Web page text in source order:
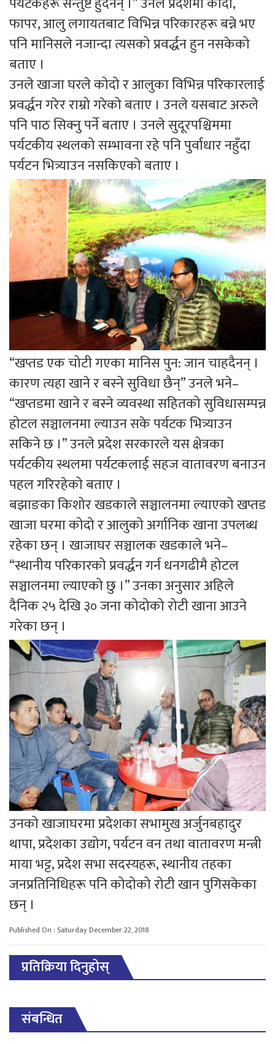
फापर, आलु लगायतबाट विभिन्न परिकारहरू बन्ने भए
पनि मानिसले नजान्दा त्यसको प्रवर्द्धन हुन नसकेको
बताए ।
उनले खाजा घरले कोदो र आलुका विभिन्न परिकारलाई
प्रवर्द्धन गरेर राम्रो गरेको बताए । उनले यसबाट अरुले
पनि पाठ सिक्नु पर्ने बताए । उनले सुदूरपश्चिममा
पर्यटकीय स्थलको सम्भावना रहे पनि पुर्वाधार नहुँदा
पर्यटन भित्र्याउन नसकिएको बताए ।
“खप्तड एक चोटी गएका मानिस पुन: जान चाहदैनन् ।
कारण त्यहा खाने र बस्ने सुविधा छैन्” उनले भने–
“खप्तडमा खाने र बस्ने व्यवस्था सहितको सुविधासम्पन्न
होटल सञ्चालनमा ल्याउन सके पर्यटक भित्र्याउन
सकिने छ ।” उनले प्रदेश सरकारले यस क्षेत्रका
पर्यटकीय स्थलमा पर्यटकलाई सहज वातावरण बनाउन
पहल गरिरहेको बताए ।
बझाङका किशोर खडकाले सञ्चालनमा ल्याएको खप्तड
खाजा घरमा कोदो र आलुको अर्गानिक खाना उपलब्ध
रहेका छन् । खाजाघर सञ्चालक खडकाले भने–
“स्थानीय परिकारको प्रवर्द्धन गर्न धनगढीमै होटल
सञ्चालनमा ल्याएको छु ।” उनका अनुसार अहिले
दैनिक २५ देखि ३० जना कोदोको रोटी खाना आउने
गरेका छन् ।
उनको खाजाघरमा प्रदेशका सभामुख अर्जुनबहादुर
थापा, प्रदेशका उद्योग, पर्यटन वन तथा वातावरण मन्त्री
माया भट्ट, प्रदेश सभा सदस्यहरू, स्थानीय तहका
जनप्रतिनिधिहरू पनि कोदोको रोटी खान पुगिसकेका
छन् ।
Published On : Saturday December 22, 2018
प्रतिक्रिया दिनुहोस्
संबन्धित